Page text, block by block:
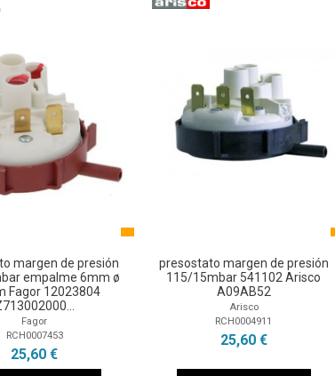
margen de presión
empalme 6mm ø
Fagor 12023804
Fagor
RCH0007453
25,60 €
presostato margen de presión
115/15mbar 541102 Arisco
A09AB52
Arisco
RCH0004911
25,60 €